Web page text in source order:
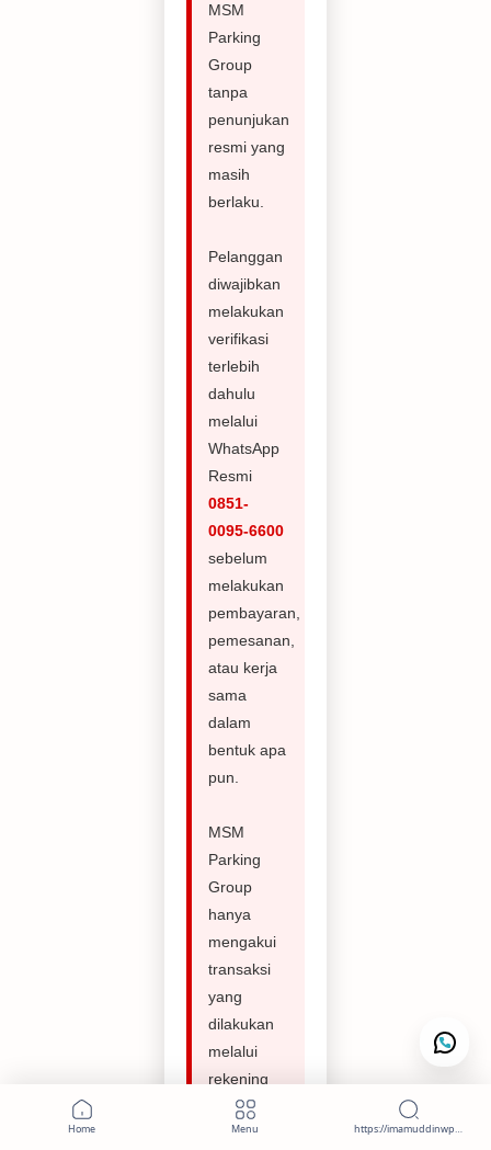
MSM
Parking
Group
tanpa
penunjukan
resmi yang
masih
berlaku.
Pelanggan
diwajibkan
melakukan
verifikasi
terlebih
dahulu
melalui
WhatsApp
Resmi
0851-
0095-6600
sebelum
melakukan
pembayaran,
pemesanan,
atau kerja
sama
dalam
bentuk apa
pun.
MSM
Parking
Group
hanya
mengakui
transaksi
yang
dilakukan
melalui
rekening
perusahaan
resmi yang